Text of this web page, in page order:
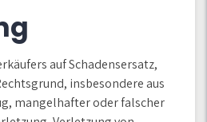
auf Schadensersatz,
insbesondere aus
mangelhafter oder falscher